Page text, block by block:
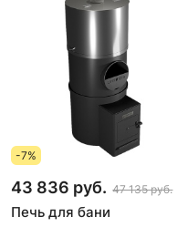
-7%
43 836 руб. 47 135 руб.
Печь для бани